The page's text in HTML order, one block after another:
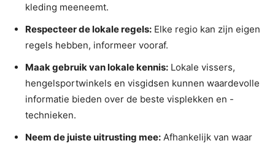
kleding meeneemt.
Respecteer de lokale regels: Elke regio kan zijn eigen
regels hebben, informeer vooraf.
Maak gebruik van lokale kennis: Lokale vissers,
hengelsportwinkels en visgidsen kunnen waardevolle
informatie bieden over de beste visplekken en -
technieken.
Neem de juiste uitrusting mee: Afhankelijk van waar